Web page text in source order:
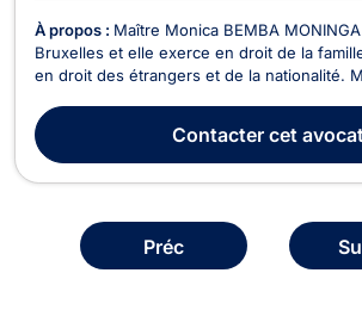
À propos : Maître Monica BEMBA
Bruxelles et elle exerce en droit de la
en droit des étrangers et de la nationalité.
cadre des divorces contentieux ou à
cohabitation légale ou de fait, dans le ...
Contactercet
Préc